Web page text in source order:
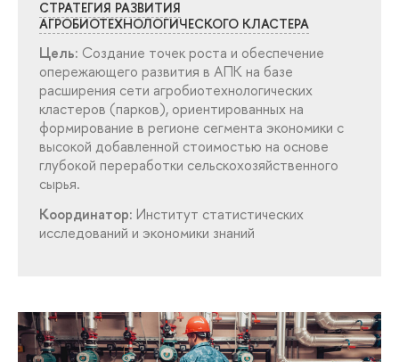
СТРАТЕГИЯ РАЗВИТИЯ
АГРОБИОТЕХНОЛОГИЧЕСКОГО КЛАСТЕРА
Цель: Создание точек роста и обеспечение
опережающего развития в АПК на базе
расширения сети агробиотехнологических
кластеров (парков), ориентированных на
формирование в регионе сегмента экономики с
ысокой добавленной стоимостью на основе
лубокой переработки сельскохозяйственного
сырья.
Координатор: Институт статистических
исследований и экономики знаний